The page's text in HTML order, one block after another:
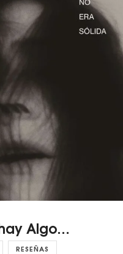
Algo…
RESEÑAS